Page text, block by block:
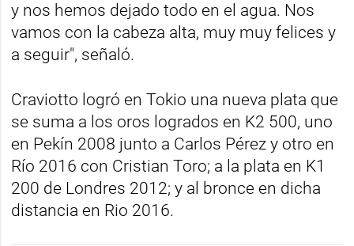
y nos hemos dejado todo en el agua. Nos
vamos con la cabeza alta, muy muy felices y
a seguir", señaló.
Craviotto logró en Tokio una nueva plata que
se suma a los oros logrados en K2 500, uno
en Pekín 2008 junto a Carlos Pérez y otro en
Río 2016 con Cristian Toro; a la plata en K1
200 de Londres 2012; y al bronce en dicha
distancia en Rio 2016.